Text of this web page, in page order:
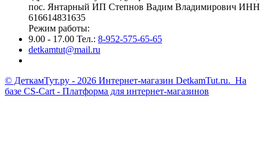
пос. Янтарный ИП Степнов Вадим Владимирович ИНН
616614831635
Режим работы:
9.00 - 17.00 Тел.: 8-952-575-65-65
detkamtut@mail.ru
© ДеткамТут.ру - 2026 Интернет-магазин DetkamTut.ru. На
базе CS-Cart - Платформа для интернет-магазинов